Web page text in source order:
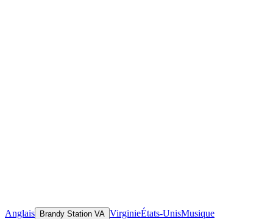
Anglais Brandy Station VA VirginieÉtats-UnisMusique